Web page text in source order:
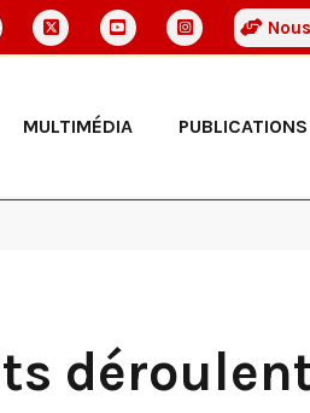
MULTIMÉDIA PUBLICATIONS